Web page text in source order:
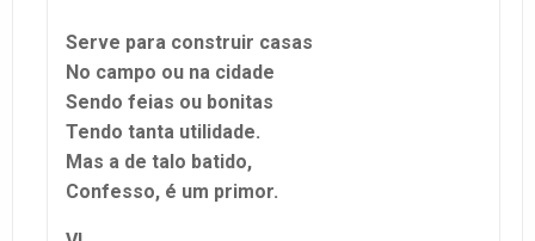
Serve para construir casas
No campo ou na cidade
Sendo feias ou bonitas
Tendo tanta utilidade.
Mas a de talo batido,
Confesso, é um primor.